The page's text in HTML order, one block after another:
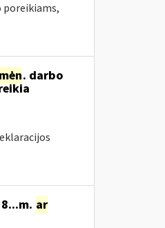
poreikiams,
mėn. darbo
ar